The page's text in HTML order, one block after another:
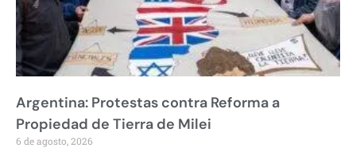
Argentina: Protestas contra Reforma a
Propiedad de Tierra de Milei
6 de agosto, 2026